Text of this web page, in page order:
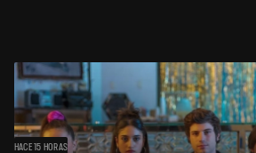
HACE 15 HORAS